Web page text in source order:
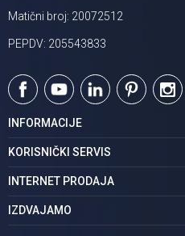
Matični broj: 20072512
PEPDV: 205543833
INFORMACIJE
O nama
Podaci o trgovcu
Karijera | postani deo tima
KORISNIČKI SERVIS
Uslovi korišćenja
Politika privatnosti
INTERNET PRODAJA
Kako kupiti
IZDVAJAMO